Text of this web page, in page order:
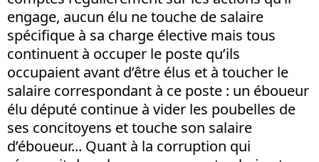
engage, aucun élu ne touche de salaire
spécifique à sa charge élective mais tous
continuent à occuper le poste qu’ils
occupaient avant d’être élus et à toucher le
salaire correspondant à ce poste : un éboueur
élu député continue à vider les poubelles de
ses concitoyens et touche son salaire
d’éboueur... Quant à la corruption qui